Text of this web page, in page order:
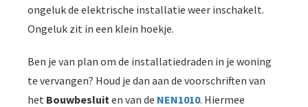
ongeluk de elektrische installatie weer inschakelt.
Ongeluk zit in een klein hoekje.
Ben je van plan om de installatiedraden in je woning
te vervangen? Houd je dan aan de voorschriften van
het Bouwbesluit en van de NEN1010. Hiermee